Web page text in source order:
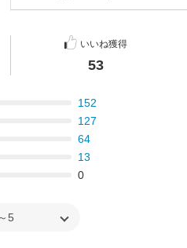
いいね獲得
53
152
127
64
13
0